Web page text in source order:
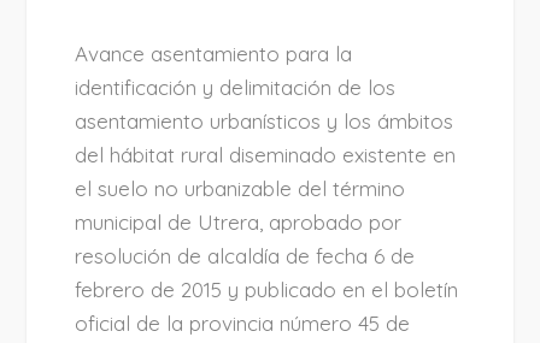
Avance asentamiento para la
identificación y delimitación de los
asentamiento urbanísticos y los ámbitos
del hábitat rural diseminado existente en
el suelo no urbanizable del término
municipal de Utrera, aprobado por
resolución de alcaldía de fecha 6 de
febrero de 2015 y publicado en el boletín
oficial de la provincia número 45 de